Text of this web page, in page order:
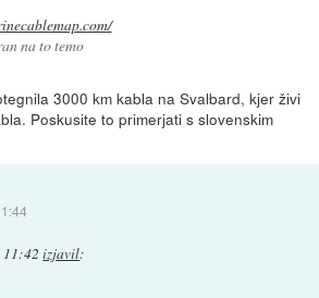
na to temo
3000 km kabla na Svalbard, kjer živi
Poskusite to primerjati s slovenskim
11:42 izjavil: